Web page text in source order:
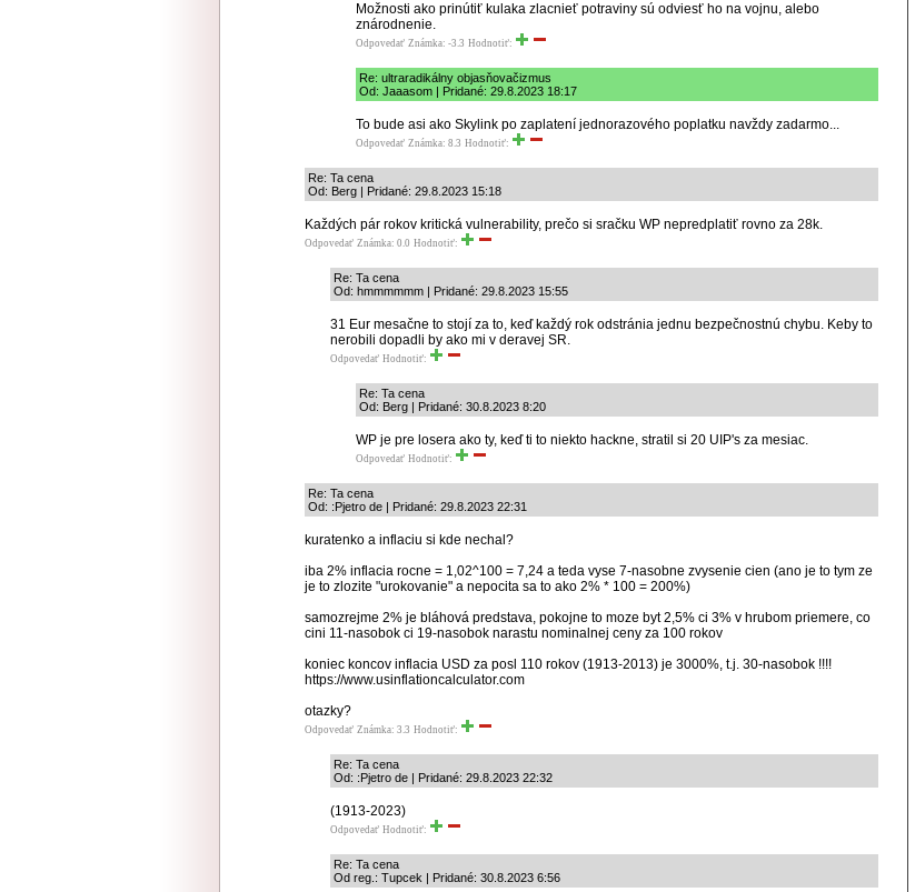
Možnosti ako prinútiť kulaka zlacnieť potraviny sú odviesť ho na vojnu, alebo
znárodnenie.
Odpovedať Známka: -3.3 Hodnotiť:
Re: ultraradikálny objasňovačizmus
Od: Jaaasom | Pridané: 29.8.2023 18:17
To bude asi ako Skylink po zaplatení jednorazového poplatku navždy zadarmo...
Odpovedať Známka: 8.3 Hodnotiť:
Re: Ta cena
Od: Berg | Pridané: 29.8.2023 15:18
Každých pár rokov kritická vulnerability, prečo si sračku WP nepredplatiť rovno za 28k.
Odpovedať Známka: 0.0 Hodnotiť:
Re: Ta cena
Od: hmmmmmm | Pridané: 29.8.2023 15:55
31 Eur mesačne to stojí za to, keď každý rok odstránia jednu bezpečnostnú chybu. Keby to
nerobili dopadli by ako mi v deravej SR.
Odpovedať Hodnotiť:
Re: Ta cena
Od: Berg | Pridané: 30.8.2023 8:20
WP je pre losera ako ty, keď ti to niekto hackne, stratil si 20 UIP's za mesiac.
Odpovedať Hodnotiť:
Re: Ta cena
Od: :Pjetro de | Pridané: 29.8.2023 22:31
kuratenko a inflaciu si kde nechal?
iba 2% inflacia rocne = 1,02^100 = 7,24 a teda vyse 7-nasobne zvysenie cien (ano je to tym ze
je to zlozite "urokovanie" a nepocita sa to ako 2% * 100 = 200%)
samozrejme 2% je bláhová predstava, pokojne to moze byt 2,5% ci 3% v hrubom priemere, co
cini 11-nasobok ci 19-nasobok narastu nominalnej ceny za 100 rokov
koniec koncov inflacia USD za posl 110 rokov (1913-2013) je 3000%, t.j. 30-nasobok !!!!
https://www.usinflationcalculator.com
otazky?
Odpovedať Známka: 3.3 Hodnotiť:
Re: Ta cena
Od: :Pjetro de | Pridané: 29.8.2023 22:32
(1913-2023)
Odpovedať Hodnotiť:
Re: Ta cena
Od reg.: Tupcek | Pridané: 30.8.2023 6:56